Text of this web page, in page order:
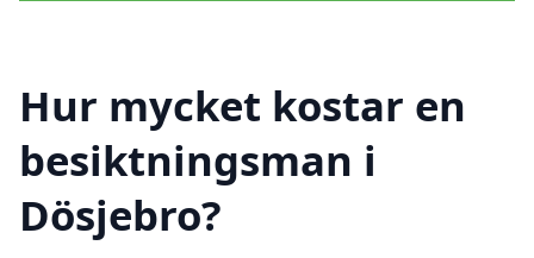
Hur mycket kostar en
besiktningsman i
Dösjebro?